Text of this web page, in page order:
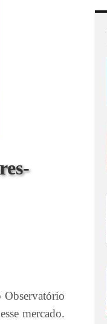
mercado.